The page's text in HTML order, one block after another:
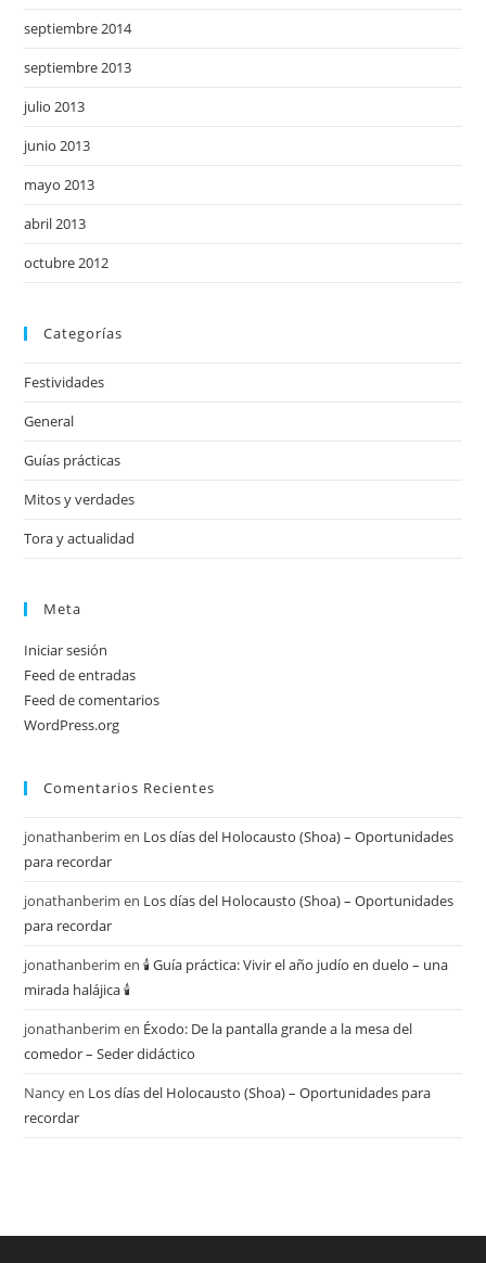
septiembre 2014
septiembre 2013
julio 2013
junio 2013
mayo 2013
abril 2013
octubre 2012
Categorías
Festividades
General
Guías prácticas
Mitos y verdades
Tora y actualidad
Meta
Iniciar sesión
Feed de entradas
Feed de comentarios
WordPress.org
Comentarios Recientes
jonathanberim en Los días del Holocausto (Shoa) – Oportunidades
para recordar
jonathanberim en Los días del Holocausto (Shoa) – Oportunidades
para recordar
jonathanberim en🕯️ Guía práctica: Vivir el año judío en duelo – una
mirada halájica 🕯️
jonathanberim en Éxodo: De la pantalla grande a la mesa del
comedor – Seder didáctico
Nancyen Los días del Holocausto (Shoa) – Oportunidades para
recordar